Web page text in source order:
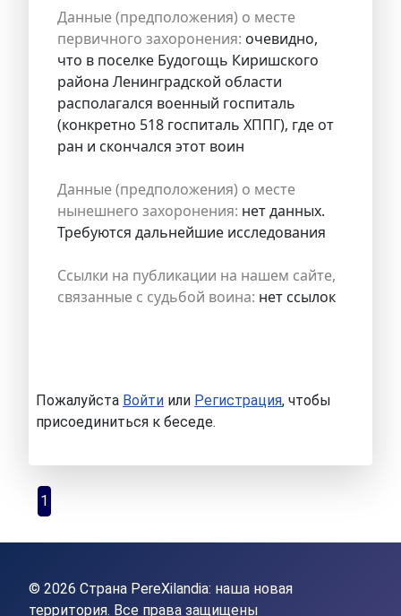
Данные (предположения) о месте
первичного захоронения: очевидно,
что в поселке Будогощь Киришского
района Ленинградской области
располагался военный госпиталь
(конкретно 518 госпиталь ХППГ), где от
ран и скончался этот воин
Данные (предположения) о месте
нынешнего захоронения: нет данных.
Требуются дальнейшие исследования
Ссылки на публикации на нашем сайте,
связанные с судьбой воина: нет ссылок
Пожалуйста Войти или Регистрация, чтобы
присоединиться к беседе.
1
© 2026 Страна PereXilandia: наша новая
территория. Все права защищены